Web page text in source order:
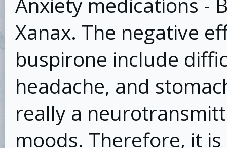
Xanax. The negative
buspirone include
headache, and
really a
moods. Therefore, it